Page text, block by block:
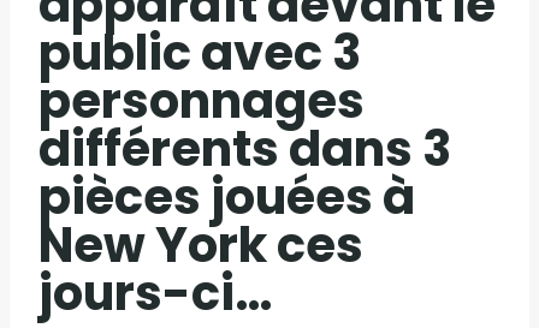
public avec 3
personnages
différents dans 3
pièces jouées à
New York ces
jours-ci…